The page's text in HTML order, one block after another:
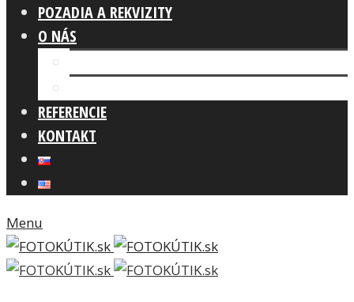
POZADIA A REKVIZITY
O NÁS
REFERENCIE
KONTAKT
Menu